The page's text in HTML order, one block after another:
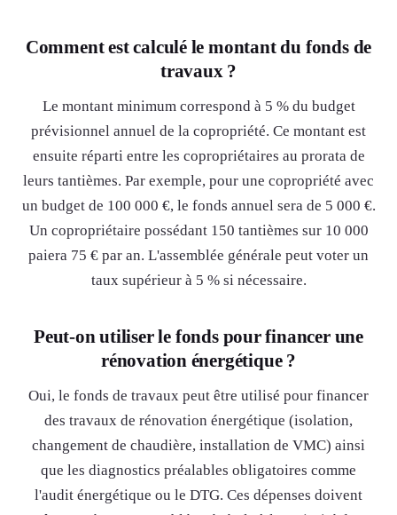
Comment est calculé le montant du fonds de
travaux ?
Le montant minimum correspond à 5 % du budget
prévisionnel annuel de la copropriété. Ce montant est
ensuite réparti entre les copropriétaires au prorata de
leurs tantièmes. Par exemple, pour une copropriété avec
un budget de 100 000 €, le fonds annuel sera de 5 000 €.
Un copropriétaire possédant 150 tantièmes sur 10 000
paiera 75 € par an. L'assemblée générale peut voter un
taux supérieur à 5 % si nécessaire.
Peut-on utiliser le fonds pour financer une
rénovation énergétique ?
Oui, le fonds de travaux peut être utilisé pour financer
des travaux de rénovation énergétique (isolation,
changement de chaudière, installation de VMC) ainsi
que les diagnostics préalables obligatoires comme
l'audit énergétique ou le DTG. Ces dépenses doivent